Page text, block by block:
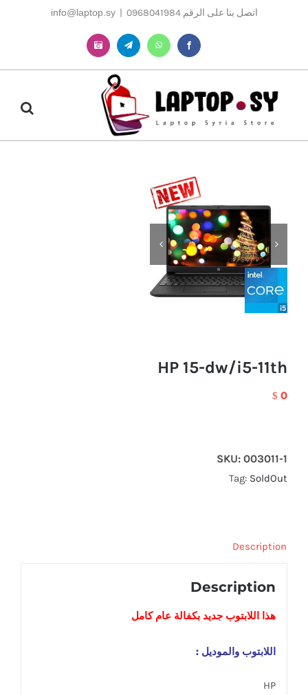
اتصل بنا على الرقم 0968041984 |
info@laptop.sy
Facebook
WhatsApp
Telegram
Instagram
HP 15-dw/i5-11th
$ 0
SKU: 003011-1
Tag: SoldOut
Description
Description
هذا اللابتوب جديد بكفالة عام كامل
اللابتوب والموديل :
HP